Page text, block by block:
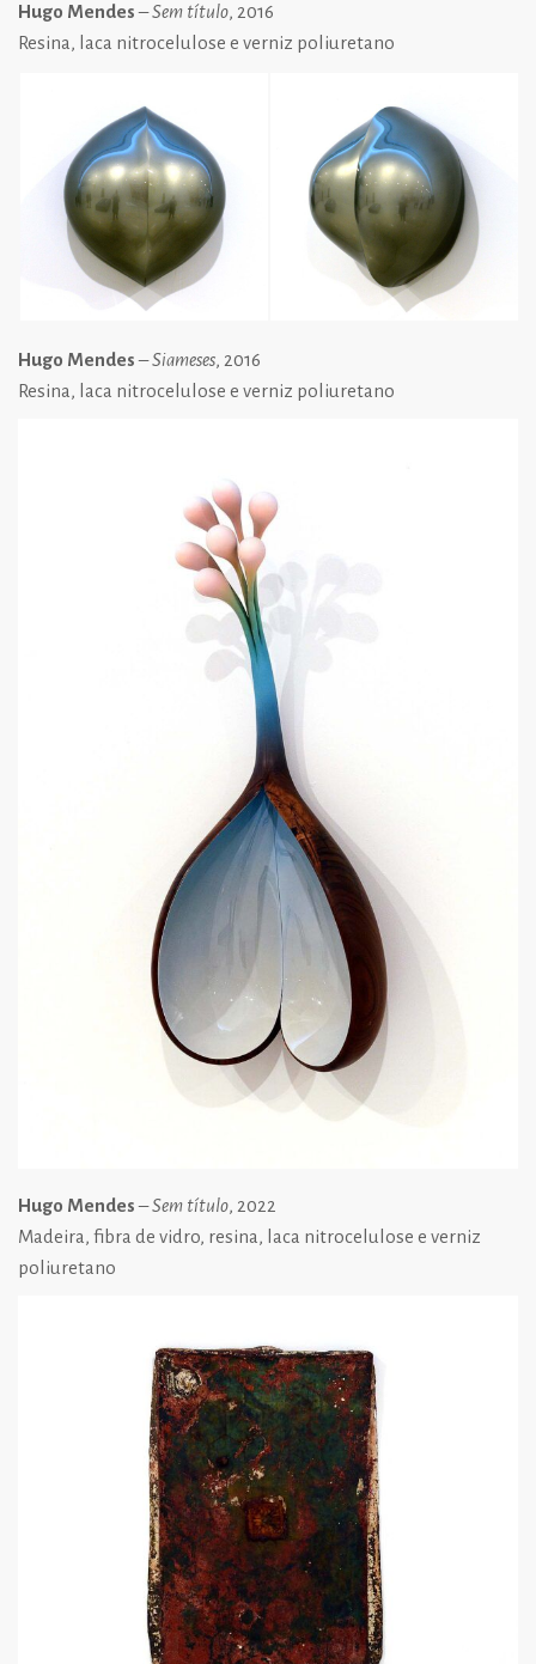
Hugo Mendes–Sem título, 2016
Resina, laca nitrocelulose e verniz poliuretano
Hugo Mendes–Siameses, 2016
Resina, laca nitrocelulose e verniz poliuretano
Hugo Mendes–Sem título, 2022
Madeira, fibra de vidro, resina, laca nitrocelulose e verniz
poliuretano